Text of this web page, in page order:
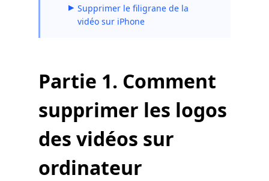
Supprimer le filigrane de la
vidéo sur iPhone
Partie 1. Comment
supprimer les logos
des vidéos sur
ordinateur